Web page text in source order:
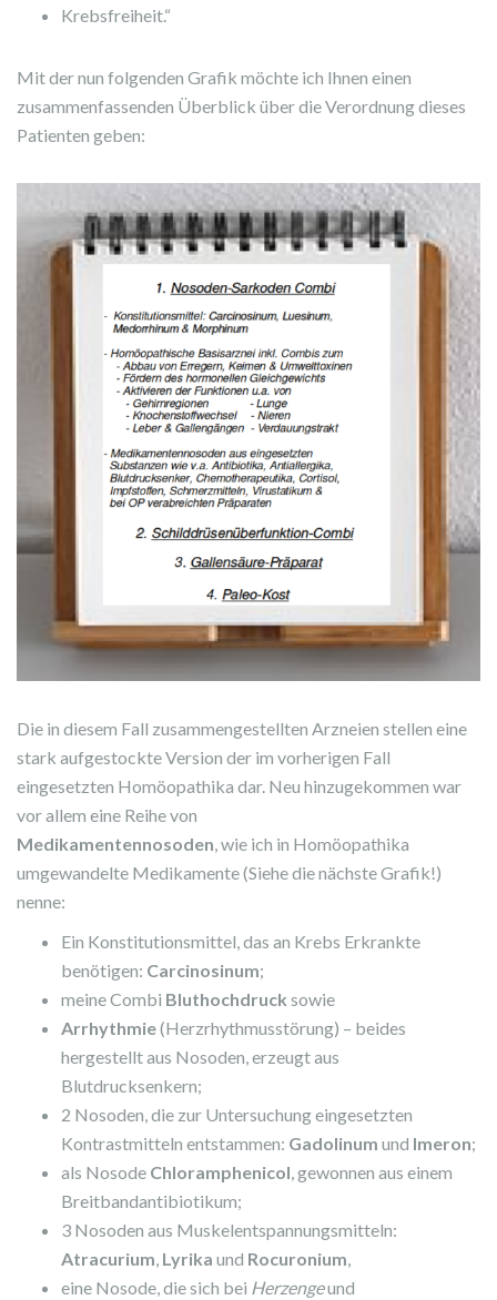
Krebsfreiheit.“
Mit der nun folgenden Grafik möchte ich Ihnen einen
zusammenfassenden Überblick über die Verordnung dieses
Patienten geben:
Die in diesem Fall zusammengestellten Arzneien stellen eine
stark aufgestockte Version der im vorherigen Fall
eingesetzten Homöopathika dar. Neu hinzugekommen war
vor allem eine Reihe von
Medikamentennosoden, wie ich in Homöopathika
umgewandelte Medikamente (Siehe die nächste Grafik!)
nenne:
Ein Konstitutionsmittel, das an Krebs Erkrankte
benötigen: Carcinosinum;
meine Combi Bluthochdruck sowie
Arrhythmie(Herzrhythmusstörung) – beides
hergestellt aus Nosoden, erzeugt aus
Blutdrucksenkern;
2 Nosoden, die zur Untersuchung eingesetzten
Kontrastmitteln entstammen: Gadolinum und Imeron;
als Nosode Chloramphenicol, gewonnen aus einem
Breitbandantibiotikum;
3 Nosoden aus Muskelentspannungsmitteln:
Atracurium, Lyrika und Rocuronium,
eine Nosode, die sich bei Herzengeund